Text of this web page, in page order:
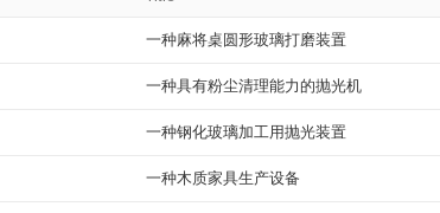
一种麻将桌圆形玻璃打磨装置
一种具有粉尘清理能力的抛光机
一种钢化玻璃加工用抛光装置
一种木质家具生产设备